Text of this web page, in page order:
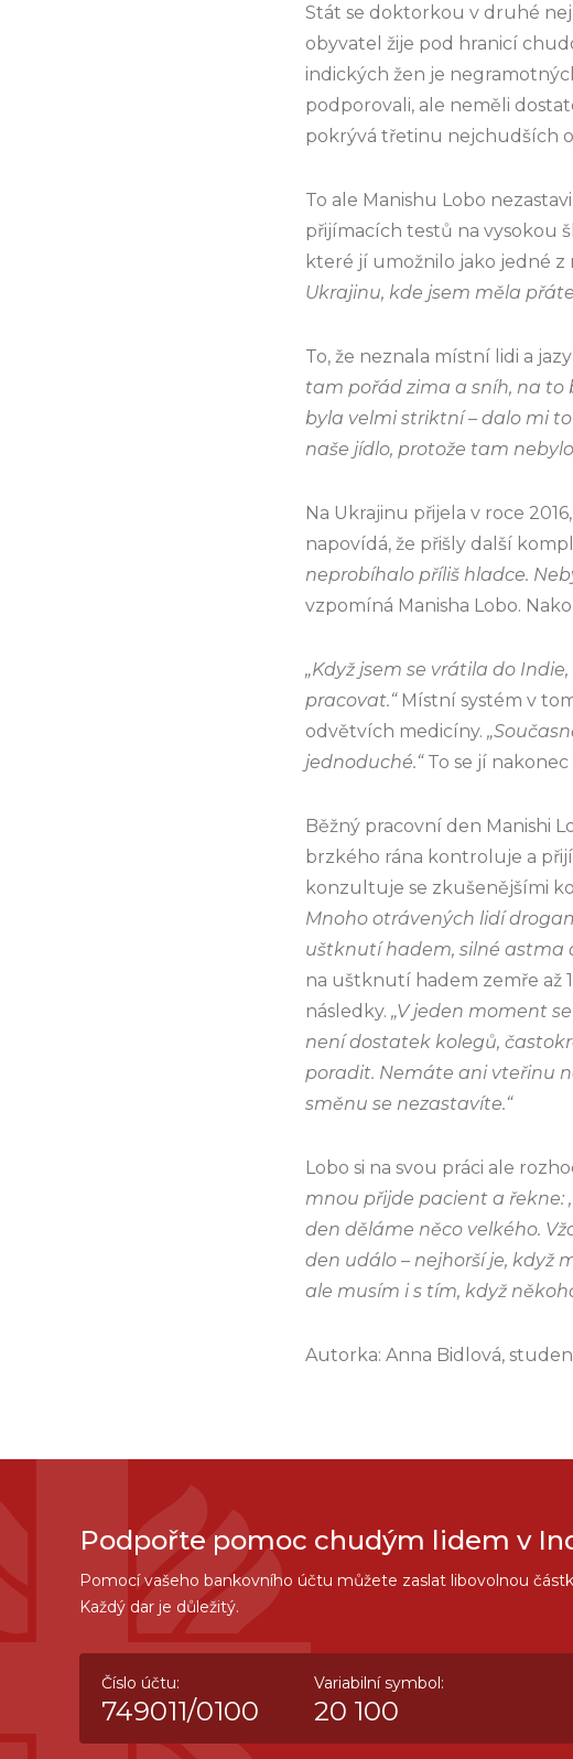
Stát se doktorkou v druhé
obyvatel žije pod hranicí
indických žen je
podporovali, ale neměli
pokrývá třetinu nejchudších
To ale Manishu Lobo
přijímacích testů na vysokou
které jí umožnilo jako jedné z
Ukrajinu, kde jsem měla
To, že neznala místní lidi a
tam pořád zima a sníh, na to
byla velmi striktní – dalo mi
naše jídlo, protože tam
Na Ukrajinu přijela v roce
napovídá, že přišly další
neprobíhalo příliš hladce.
vzpomíná Manisha Lobo.
„Když jsem se vrátila do
pracovat.“Místní systém v
odvětvích medicíny.
jednoduché.“To se jí nakonec
Běžný pracovní den Manishi
brzkého rána kontroluje a
konzultuje se zkušenějšími
Mnoho otrávených lidí
uštknutí hadem, silné astma
na uštknutí hadem zemře až
následky. „V jeden moment
není dostatek kolegů,
poradit. Nemáte ani vteřinu
směnu se nezastavíte.“
Lobo si na svou práci ale
mnou přijde pacient a řekne:
den děláme něco velkého.
den událo – nejhorší je, když
ale musím i s tím, když
Autorka: Anna Bidlová,
Podpořte pomoc chudým lidem v
Pomocí vašeho bankovního účtu můžete zaslat libovolnou
Každý dar je důležitý.
Číslo účtu:
749011/0100
Variabilní symbol:
20 100